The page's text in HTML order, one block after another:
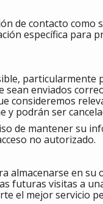
de contacto como
específica para
enviados
consideremos
podrán ser
de mantener su
no autorizado.
almacenarse en su
futuras visitas a
el mejor servicio